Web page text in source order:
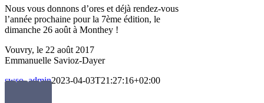
Nous vous donnons d’ores et déjà rendez-vous
l’année prochaine pour la 7ème édition, le
dimanche 26 août à Monthey !
Vouvry, le 22 août 2017
Emmanuelle Savioz-Dayer
swso_admin2023-04-03T21:27:16+02:00